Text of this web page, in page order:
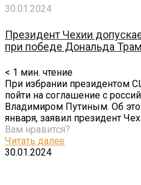
30.01.2024
Президент Чехии
при победе Дональда
< 1 мин. чтение
При избрании президентом
пойти на соглашение с
Владимиром Путиным. Об
января, заявил президент
Вам нравится?
Читать далее
30.01.2024